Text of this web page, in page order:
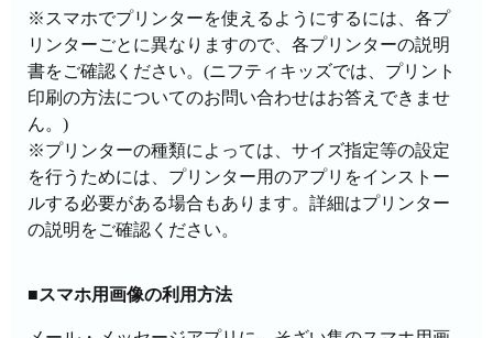
※スマホでプリンターを使えるようにするには、各プ
リンターごとに異なりますので、各プリンターの説明
書をご確認ください。(ニフティキッズでは、プリント
印刷の方法についてのお問い合わせはお答えできませ
ん。)
※プリンターの種類によっては、サイズ指定等の設定
を行うためには、プリンター用のアプリをインストー
ルする必要がある場合もあります。詳細はプリンター
の説明をご確認ください。
■スマホ用画像の利用方法